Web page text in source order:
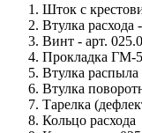
Шток с
Втулка расхода
Винт - арт.
Прокладка ГМ-
Втулка распыла
Втулка
Тарелка
Кольцо расхода